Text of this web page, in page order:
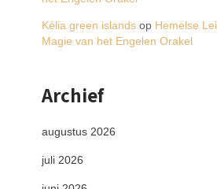
Kélia green islands op Hemelse
Magie van het Engelen Orakel
Archief
augustus 2026
juli 2026